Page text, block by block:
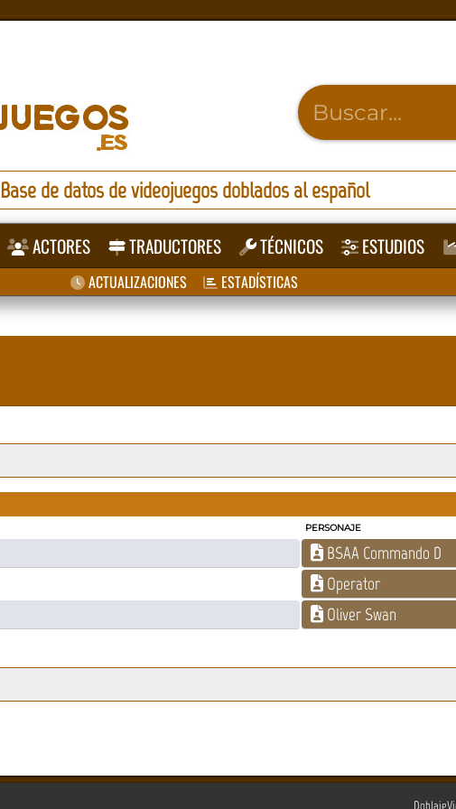
Base de datos de videojuegos doblados al español
ACTORES TRADUCTORES TÉCNICOS ESTUDIOS
ACTUALIZACIONES ESTADÍSTICAS
PERSONAJE
BSAA Commando D
Operator
Oliver Swan